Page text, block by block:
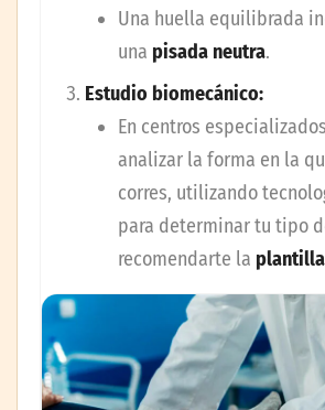
Una huella equilibrada
una pisada neutra.
Estudio biomecánico:
En centros
analizar la forma en la
corres, utilizando
para determinar tu tipo
recomendarte la